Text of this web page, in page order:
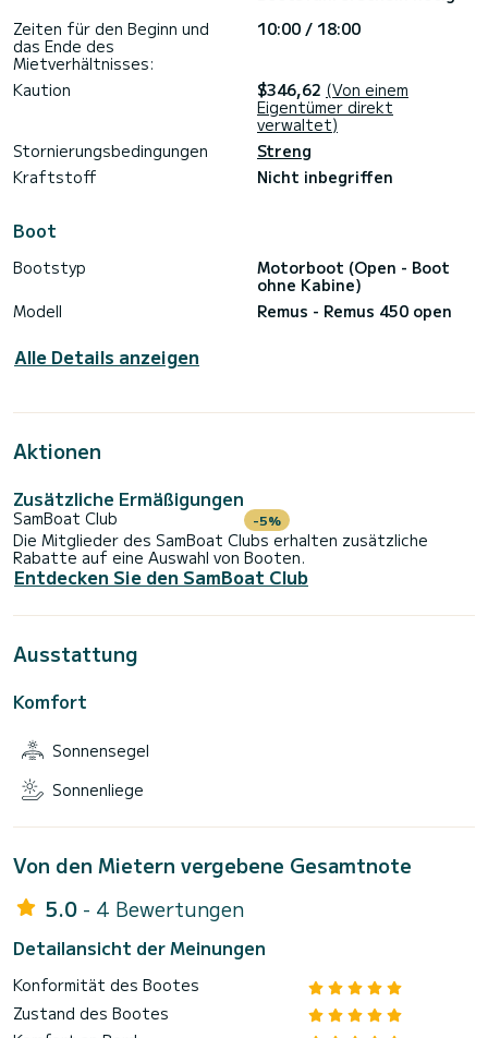
Zeiten für den Beginn und
das Ende des
Mietverhältnisses:
10:00 / 18:00
Kaution $346,62 (Von einem
Eigentümer direkt
verwaltet)
Stornierungsbedingungen
Streng
Kraftstoff
Nicht inbegriffen
Boot
Bootstyp
Motorboot (Open - Boot
ohne Kabine)
Modell
Remus - Remus 450 open
Alle Details anzeigen
Aktionen
Zusätzliche Ermäßigungen
SamBoat Club -5%
Die Mitglieder des SamBoat Clubs erhalten zusätzliche
Rabatte auf eine Auswahl von Booten.
Entdecken Sie den SamBoat Club
Ausstattung
Komfort
Sonnensegel
Sonnenliege
Von den Mietern vergebene Gesamtnote
5.0 - 4 Bewertungen
Detailansicht der Meinungen
Konformität des Bootes
Zustand des Bootes